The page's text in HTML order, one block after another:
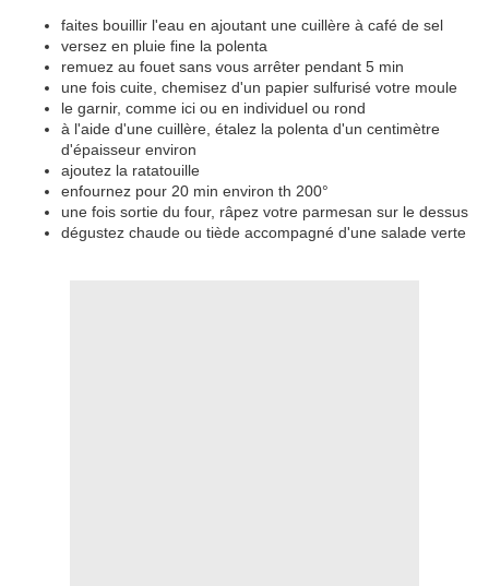
faites bouillir l'eau en ajoutant une cuillère à café de sel
versez en pluie fine la polenta
remuez au fouet sans vous arrêter pendant 5 min
une fois cuite, chemisez d'un papier sulfurisé votre moule
le garnir, comme ici ou en individuel ou rond
à l'aide d'une cuillère, étalez la polenta d'un centimètre
d'épaisseur environ
ajoutez la ratatouille
enfournez pour 20 min environ th 200°
une fois sortie du four, râpez votre parmesan sur le dessus
dégustez chaude ou tiède accompagné d'une salade verte